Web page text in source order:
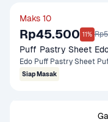
Maks 10
Rp45.500 11%
Puff Pastry Sheet
Edo Puff Pastry Sheet
Siap Masak